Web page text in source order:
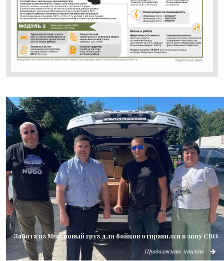
Забота из Мги: новый груз для бойцов отправился в зону СВО
Продолжить чтение